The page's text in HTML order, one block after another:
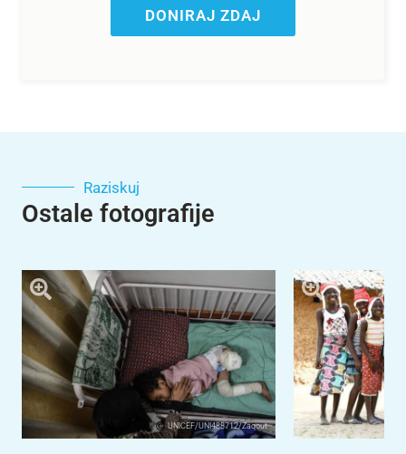
DONIRAJ ZDAJ
Raziskuj
Ostale fotografije
UNICEF/UNI488712/Zaqout